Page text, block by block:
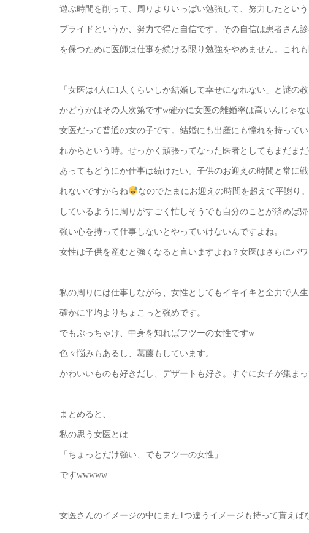
遊ぶ時間を削って、周りよりいっぱい勉強して、努力したとい
プライドというか、努力で得た自信です。その自信は患者さん
を保つために医師は仕事を続ける限り勉強をやめません。これも
「女医は4人に1人くらいしか結婚して幸せになれない」と謎
かどうかはその人次第ですw確かに女医の離婚率は高いんじゃな
女医だって普通の女の子です。結婚にも出産にも憧れを持って
れからという時。せっかく頑張ってなった医者としてもまだま
あってもどうにか仕事は続けたい。子供のお迎えの時間と常に
れないですからね なのでたまにお迎えの時間を超えて平謝り
しているように周りがすごく忙しそうでも自分のことが済めば帰
強い心を持って仕事しないとやっていけないんですよね。
女性は子供を産むと強くなると言いますよね？女医はさらにパ
私の周りには仕事しながら、女性としてもイキイキと全力で人
確かに平均よりちょこっと強めです。
でもぶっちゃけ、中身を知ればフツーの女性ですw
色々悩みもあるし、葛藤もしています。
かわいいものも好きだし、デザートも好き。すぐに女子が集まっ
まとめると、
私の思う女医とは
「ちょっとだけ強い、でもフツーの女性」
ですwwwww
女医さんのイメージの中にまた1つ違うイメージも持って貰えば